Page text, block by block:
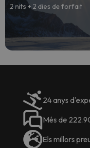
2 nits + 2 dies de forfait
24 anys
Més de
Els millors